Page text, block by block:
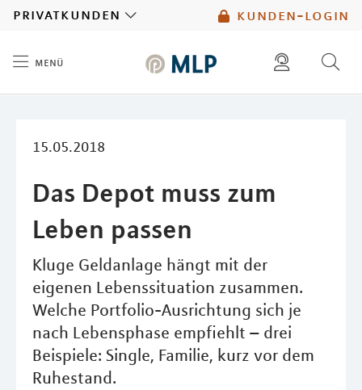
kunden-login
privatkunden
menü
15.05.2018
Das Depot muss zum
Leben passen
Kluge Geldanlage hängt mit der
eigenen Lebenssituation zusammen.
Welche Portfolio-Ausrichtung sich je
nach Lebensphase empfiehlt – drei
Beispiele: Single, Familie, kurz vor dem
Ruhestand.